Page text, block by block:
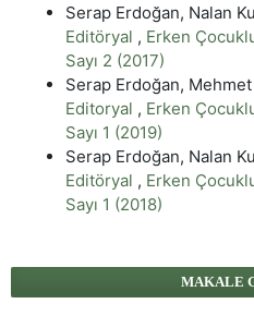
Serap Erdoğan, Nalan
Editöryal , Erken
Sayı 2 (2017)
Serap Erdoğan,
Editoryal , Erken
Sayı 1 (2019)
Serap Erdoğan, Nalan
Editöryal , Erken
Sayı 1 (2018)
MAKALE